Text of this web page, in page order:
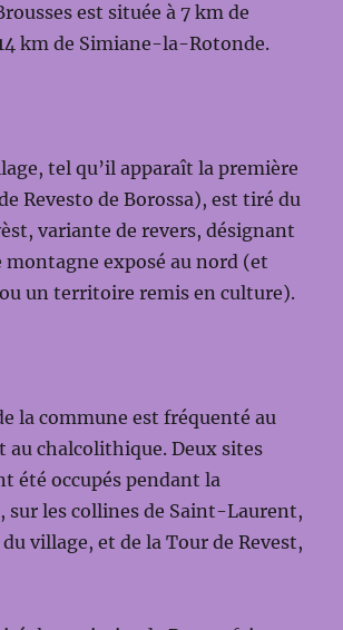
est située à 7 km de
km de Simiane-la-Rotonde.
tel qu’il apparaît la première
Revesto de Borossa), est tiré du
variante de revers, désignant
montagne exposé au nord (et
un territoire remis en culture).
la commune est fréquenté au
au chalcolithique. Deux sites
été occupés pendant la
les collines de Saint-Laurent,
village, et de la Tour de Revest,